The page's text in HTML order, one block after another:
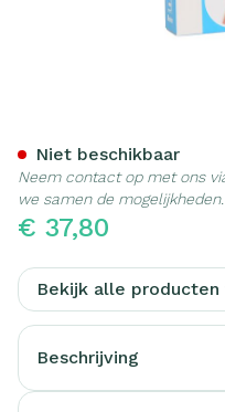
€ 37,80
Niet beschikbaar
Neem contact op met ons
we samen de mogelijkheden.
Bekijk alle producten
Beschrijving